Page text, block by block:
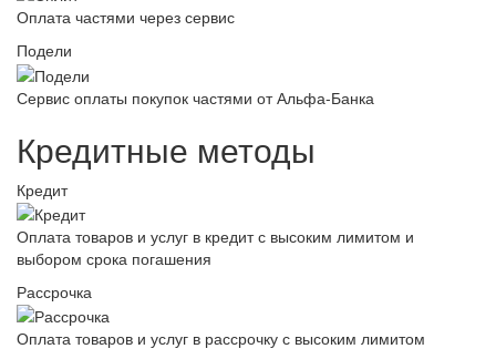
Оплата частями через сервис
Подели
Сервис оплаты покупок частями от Альфа-Банка
Кредитные методы
Кредит
Оплата товаров и услуг в кредит с высоким лимитом и
выбором срока погашения
Рассрочка
Оплата товаров и услуг в рассрочку с высоким лимитом